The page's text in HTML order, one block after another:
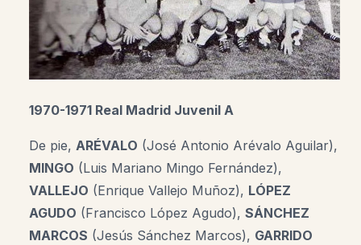
1970-1971 Real Madrid Juvenil A
De pie, ARÉVALO (José Antonio Arévalo Aguilar),
MINGO (Luis Mariano Mingo Fernández),
VALLEJO (Enrique Vallejo Muñoz), LÓPEZ
AGUDO (Francisco López Agudo), SÁNCHEZ
MARCOS (Jesús Sánchez Marcos), GARRIDO